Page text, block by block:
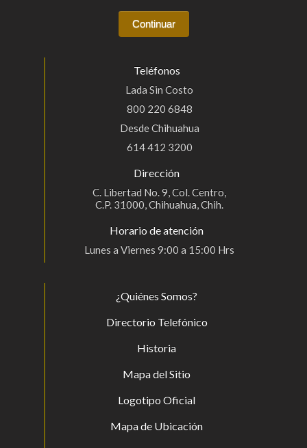
Teléfonos
Lada Sin Costo
800 220 6848
Desde Chihuahua
614 412 3200
Dirección
C. Libertad No. 9, Col. Centro,
C.P. 31000, Chihuahua, Chih.
Horario de atención
Lunes a Viernes 9:00 a 15:00 Hrs
¿Quiénes Somos?
Directorio Telefónico
Historia
Mapa del Sitio
Logotipo Oficial
Mapa de Ubicación